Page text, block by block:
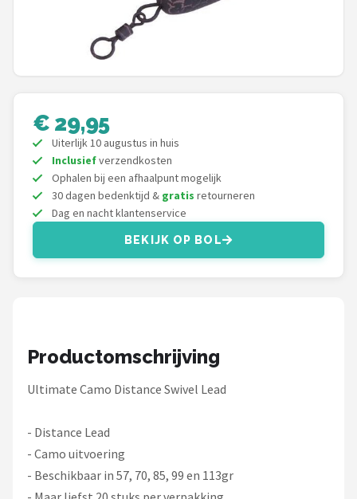
Shop
Westin
Spro
Korda
Salmo
Gamakatsu
€ 29,95
Uiterlijk 10 augustus in huis
Inclusiefverzendkosten
Ophalen bij een afhaalpunt mogelijk
30 dagen bedenktijd & gratis retourneren
Dag en nacht klantenservice
BEKIJK OP BOL
Productomschrijving
Ultimate Camo Distance Swivel Lead
- Distance Lead
- Camo uitvoering
- Beschikbaar in 57, 70, 85, 99 en 113gr